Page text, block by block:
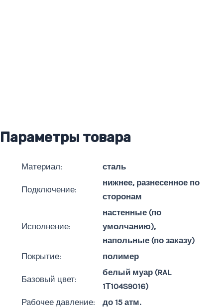
Параметры товара
Материал: сталь
Подключение:
нижнее, разнесенное по
сторонам
Исполнение:
настенные (по
умолчанию),
напольные (по заказу)
Покрытие:
полимер
Базовый цвет:
белый муар (RAL
1Т104S9016)
Рабочее давление:
до 15 атм.